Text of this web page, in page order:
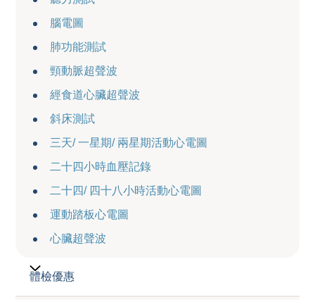
腦電圖
肺功能測試
頸動脈超聲波
經食道心臟超聲波
斜床測試
三天/ 一星期/ 兩星期活動心電圖
二十四小時血壓記錄
二十四/ 四十八小時活動心電圖
運動踏板心電圖
心臟超聲波
體檢優惠